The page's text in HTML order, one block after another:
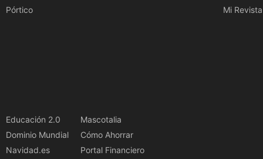
Pórtico
Mi Revista
Educación 2.0
Dominio Mundial
Navidad.es
Mascotalia
Cómo Ahorrar
Portal Financiero